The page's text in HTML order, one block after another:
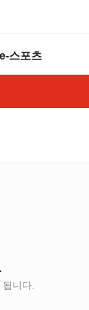
e-스포츠
니다.